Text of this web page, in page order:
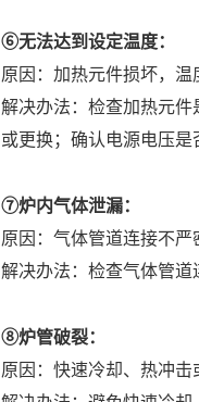
⑥无法达到设定温度：
原因：加热元件损坏，温
解决办法：检查加热元
或更换；确认电源电压是
⑦炉内气体泄漏：
原因：气体管道连接不严
解决办法：检查气体管道
⑧炉管破裂：
原因：快速冷却、热冲击